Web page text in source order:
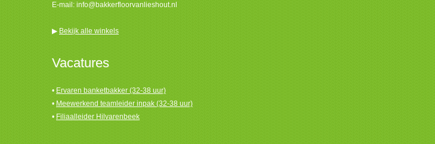
E-mail: info@bakkerfloorvanlieshout.nl
▶ Bekijk alle winkels
Vacatures
• Ervaren banketbakker (32-38 uur)
• Meewerkend teamleider inpak (32-38 uur)
• Filiaalleider Hilvarenbeek